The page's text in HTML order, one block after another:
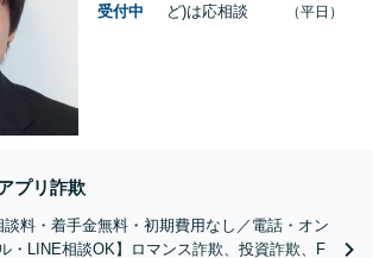
受付中
ど)は応相談
（平日）
プリ詐欺
談料・着手金無料・初期費用なし／電話・オン
・LINE相談OK】ロマンス詐欺、投資詐欺、F